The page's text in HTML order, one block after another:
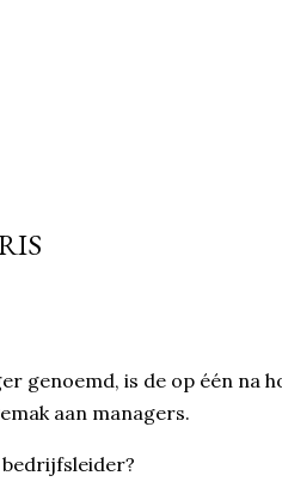
genoemd, is de op één na
aan managers.